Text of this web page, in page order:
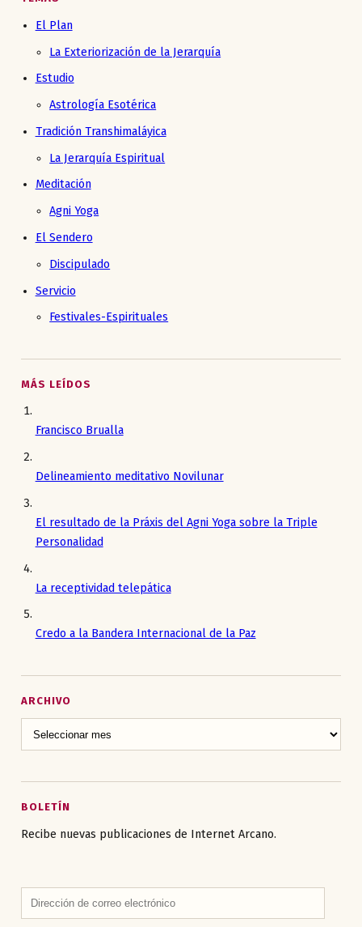
El Plan
La Exteriorización de la Jerarquía
Estudio
Astrología Esotérica
Tradición Transhimaláyica
La Jerarquía Espiritual
Meditación
Agni Yoga
El Sendero
Discipulado
Servicio
Festivales-Espirituales
MÁS LEÍDOS
Francisco Brualla
Delineamiento meditativo Novilunar
El resultado de la Práxis del Agni Yoga sobre la Triple
Personalidad
La receptividad telepática
Credo a la Bandera Internacional de la Paz
ARCHIVO
BOLETÍN
Recibe nuevas publicaciones de Internet Arcano.
Dirección
de